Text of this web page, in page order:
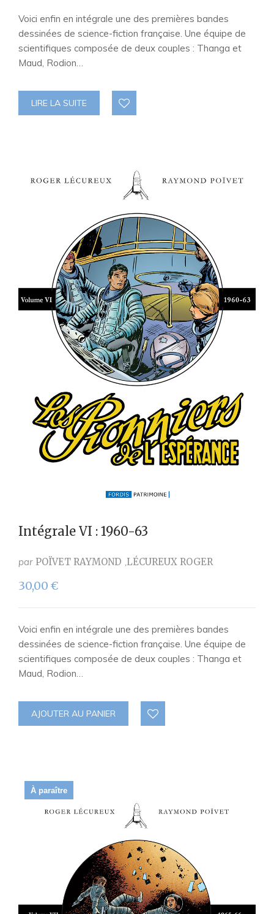
Voici enfin en intégrale une des premières bandes
dessinées de science-fiction française. Une équipe de
scientifiques composée de deux couples : Thanga et
Maud, Rodion…
LIRE LA SUITE
Intégrale VI : 1960-63
par POÏVET RAYMOND LÉCUREUX ROGER
30,00 €
Voici enfin en intégrale une des premières bandes
dessinées de science-fiction française. Une équipe de
scientifiques composée de deux couples : Thanga et
Maud, Rodion…
AJOUTER AU PANIER
À paraître